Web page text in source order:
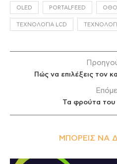
OLED PORTALFEED
ΤΕΧΝΟΛΟΓΊΑ LCD
Πώς να επιλέξεις τον
Τα φρούτα του
ΜΠΟΡΕΊΣ ΝΑ